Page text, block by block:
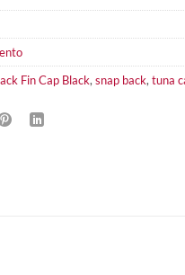
Fin Cap Black, snap back, tuna